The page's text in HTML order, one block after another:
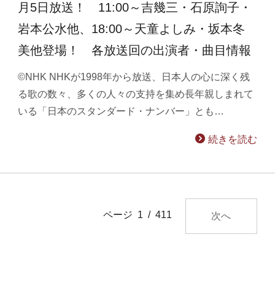
月5日放送！ 11:00～吉幾三・石原詢子・
岩本公水他、18:00～天童よしみ・坂本冬
美他登場！ 各放送回の出演者・曲目情報
©NHK NHKが1998年から放送、日本人の心に深く残
る歌の数々、多くの人々の支持を集め長年親しまれて
いる「日本のスタンダード・ナンバー」とも…
続きを読む
ページ 1 / 411 次へ